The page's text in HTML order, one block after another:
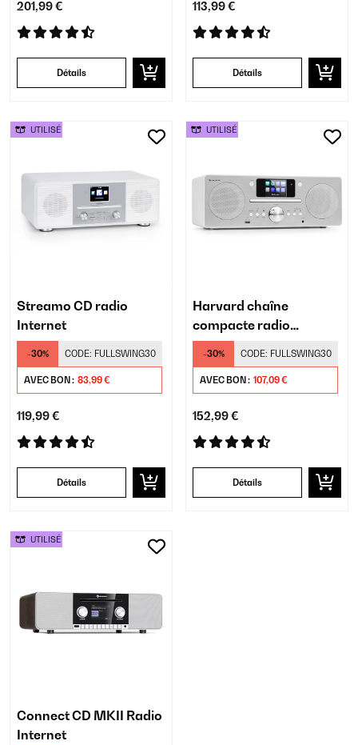
201,99 €
Détails
113,99 €
Détails
Streamo CD radio
Internet
-30% CODE: FULLSWING30
AVEC BON : 83,99 €
119,99 €
Détails
UTILISÉ
Harvard chaîne
compacte radio
Internet
-30% CODE: FULLSWING30
AVEC BON : 107,09 €
152,99 €
Détails
UTILISÉ
Connect CD MKII Radio
Internet
UTILISÉ